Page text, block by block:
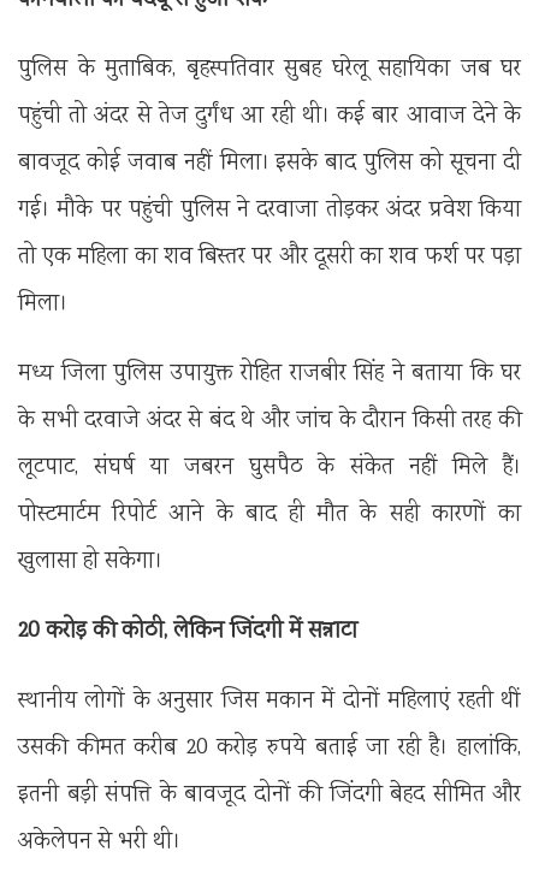
पुलिस के मुताबिक, बृहस्पतिवार सुबह घरेलू सहायिका जब घर
पहुंची तो अंदर से तेज दुर्गंध आ रही थी। कई बार आवाज देने के
बावजूद कोई जवाब नहीं मिला। इसके बाद पुलिस को सूचना दी
गई। मौके पर पहुंची पुलिस ने दरवाजा तोड़कर अंदर प्रवेश किया
तो एक महिला का शव बिस्तर पर और दूसरी का शव फर्श पर पड़ा
मिला।
मध्य जिला पुलिस उपायुक्त रोहित राजबीर सिंह ने बताया कि घर
के सभी दरवाजे अंदर से बंद थे और जांच के दौरान किसी तरह की
लूटपाट, संघर्ष या जबरन घुसपैठ के संकेत नहीं मिले हैं।
पोस्टमार्टम रिपोर्ट आने के बाद ही मौत के सही कारणों का
खुलासा हो सकेगा।
20 करोड़ की कोठी, लेकिन जिंदगी में सन्नाटा
स्थानीय लोगों के अनुसार जिस मकान में दोनों महिलाएं रहती थीं
उसकी कीमत करीब 20 करोड़ रुपये बताई जा रही है। हालांकि,
इतनी बड़ी संपत्ति के बावजूद दोनों की जिंदगी बेहद सीमित और
अकेलेपन से भरी थी।